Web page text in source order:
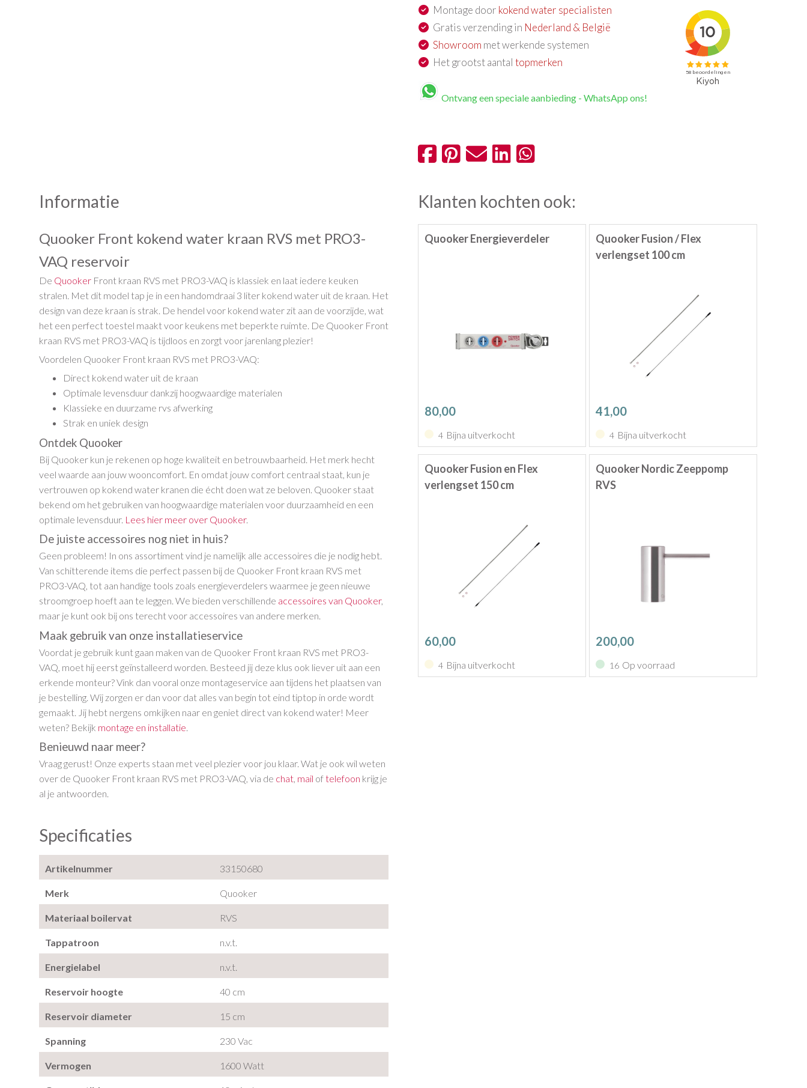
Montage door kokend water specialisten
Gratis verzending in Nederland & België
Showroom met werkende systemen
Het grootst aantaltopmerken
Ontvang een speciale aanbieding - WhatsApp ons!
Informatie
Quooker Front kokend water kraan RVS met PRO3-
VAQ reservoir
De Quooker Front kraan RVS met PRO3-VAQ is klassiek en laat iedere keuken
stralen. Met dit model tap je in een handomdraai 3 liter kokend water uit de kraan. Het
design van deze kraan is strak. De hendel voor kokend water zit aan de voorzijde, wat
het een perfect toestel maakt voor keukens met beperkte ruimte. De Quooker Front
kraan RVS met PRO3-VAQ is tijdloos en zorgt voor jarenlang plezier!
Voordelen Quooker Front kraan RVS met PRO3-VAQ:
Direct kokend water uit de kraan
Optimale levensduur dankzij hoogwaardige materialen
Klassieke en duurzame rvs afwerking
Strak en uniek design
Ontdek Quooker
Bij Quooker kun je rekenen op hoge kwaliteit en betrouwbaarheid. Het merk hecht
veel waarde aan jouw wooncomfort. En omdat jouw comfort centraal staat, kun je
vertrouwen op kokend water kranen die écht doen wat ze beloven. Quooker staat
bekend om het gebruiken van hoogwaardige materialen voor duurzaamheid en een
optimale levensduur. Lees hier meer over Quooker.
De juiste accessoires nog niet in huis?
Geen probleem! In ons assortiment vind je namelijk alle accessoires die je nodig hebt.
Van schitterende items die perfect passen bij de Quooker Front kraan RVS met
PRO3-VAQ, tot aan handige tools zoals energieverdelers waarmee je geen nieuwe
stroomgroep hoeft aan te leggen. We bieden verschillende accessoires van Quooker,
maar je kunt ook bij ons terecht voor accessoires van andere merken.
Maak gebruik van onze installatieservice
Voordat je gebruik kunt gaan maken van de Quooker Front kraan RVS met PRO3-
VAQ, moet hij eerst geïnstalleerd worden. Besteed jij deze klus ook liever uit aan een
erkende monteur? Vink dan vooral onze montageservice aan tijdens het plaatsen van
je bestelling. Wij zorgen er dan voor dat alles van begin tot eind tiptop in orde wordt
gemaakt. Jij hebt nergens omkijken naar en geniet direct van kokend water! Meer
weten? Bekijk montage en installatie
Benieuwd naar meer?
Vraag gerust! Onze experts staan met veel plezier voor jou klaar. Wat je ook wil weten
over de Quooker Front kraan RVS met PRO3-VAQ, via de chat, mail oftelefoon krijg je
al je antwoorden.
Specificaties
Artikelnummer 33150680
Merk Quooker
Materiaal boilervat RVS
Tappatroon n.v.t.
Energielabel n.v.t.
Reservoir hoogte 40 cm
Reservoir diameter 15 cm
Spanning 230 Vac
Vermogen 1600 Watt
Klanten kochten ook:
Quooker Energieverdeler
80,00
4 Bijna uitverkocht
Quooker Fusion / Flex
verlengset 100 cm
41,00
4 Bijna uitverkocht
Quooker Fusion en Flex
verlengset 150 cm
60,00
4 Bijna uitverkocht
Quooker Nordic Zeeppomp
RVS
200,00
16 Op voorraad